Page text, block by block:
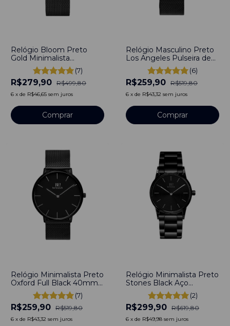
Relógio Bloom Preto
Gold Minimalista
Masculino 40mm
Bewatch Aço Inoxidável
banhado a titânio
(7)
R$279,90 R$499,80
6 x de R$46,65 sem juros
Comprar
Relógio Masculino Preto
Los Angeles Pulseira de
Metal 40mm Minimalista
Aço Inoxidável banhado a
titânio
(6)
R$259,90 R$519,80
6 x de R$43,32 sem juros
Comprar
Relógio Minimalista Preto
Oxford Full Black 40mm
Aço Inoxidável banhado a
(7)
R$259,90 R$519,80
6 x de R$43,32 sem juros
Relógio Minimalista Preto
Stones Black Aço
Inoxidável banhado a
(2)
R$299,90 R$619,80
6 x de R$49,98 sem juros